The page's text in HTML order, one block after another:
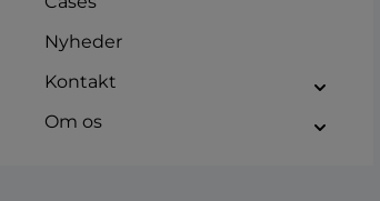
Nyheder
Kontakt
Om os